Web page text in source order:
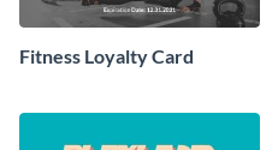
Fitness Loyalty Card